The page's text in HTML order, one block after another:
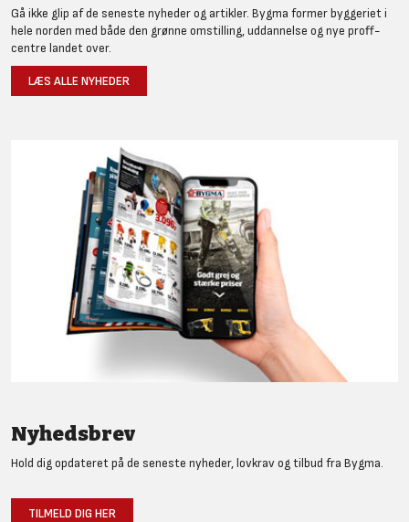
Gå ikke glip af de seneste nyheder og artikler. Bygma former byggeriet i
hele norden med både den grønne omstilling, uddannelse og nye proff-
centre landet over.
LÆS ALLE NYHEDER
Nyhedsbrev
Hold dig opdateret på de seneste nyheder, lovkrav og tilbud fra Bygma.
TILMELD DIG HER